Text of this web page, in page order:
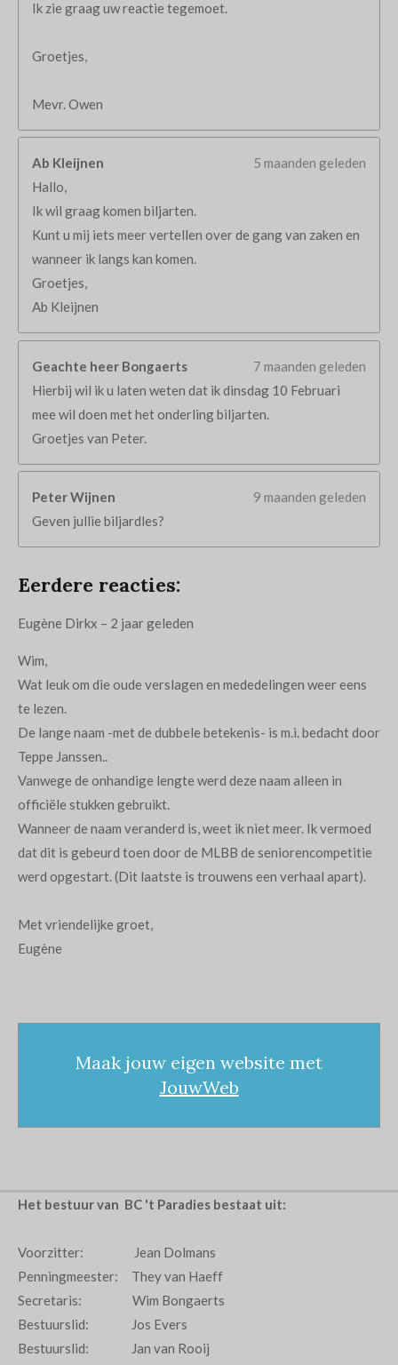
Ik zie graag uw reactie tegemoet.
Groetjes,
Mevr. Owen
Ab Kleijnen
5 maanden geleden
Hallo,
Ik wil graag komen biljarten.
Kunt u mij iets meer vertellen over de gang van zaken en
wanneer ik langs kan komen.
Groetjes,
Ab Kleijnen
Geachte heer Bongaerts
7 maanden geleden
Hierbij wil ik u laten weten dat ik dinsdag 10 Februari
mee wil doen met het onderling biljarten.
Groetjes van Peter.
Peter Wijnen
9 maanden geleden
Geven jullie biljardles?
Eerdere reacties:
Eugène Dirkx – 2 jaar geleden
Wim,
Wat leuk om die oude verslagen en mededelingen weer eens
te lezen.
De lange naam -met de dubbele betekenis- is m.i. bedacht door
Teppe Janssen..
Vanwege de onhandige lengte werd deze naam alleen in
officiële stukken gebruikt.
Wanneer de naam veranderd is, weet ik niet meer. Ik vermoed
dat dit is gebeurd toen door de MLBB de seniorencompetitie
werd opgestart. (Dit laatste is trouwens een verhaal apart).
Met vriendelijke groet,
Eugène
Maak jouw eigen website met
JouwWeb
Het bestuur van BC 't Paradies bestaat uit:
Voorzitter: Jean Dolmans
Penningmeester: They van Haeff
Secretaris: Wim Bongaerts
Bestuurslid: Jos Evers
Bestuurslid: Jan van Rooij